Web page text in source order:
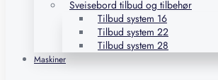
Sveisebord tilbud og tilbehør
Tilbud system 16
Tilbud system 22
Tilbud system 28
Maskiner